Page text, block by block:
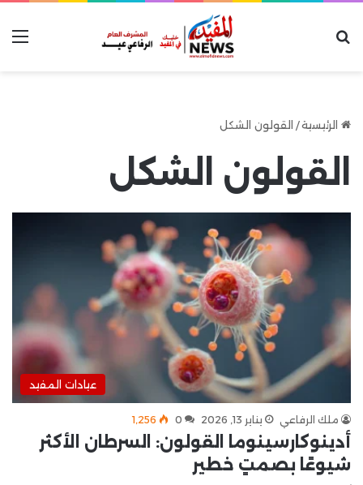
الرئيسية/ القولون الشكل
القولون الشكل
عيادات المفيد
ملك الرفاعي يناير 13, 2026 0 1٬256
أدينوكارسينوما القولون: السرطان الأكثر
شيوعًا بصمتٍ خطير